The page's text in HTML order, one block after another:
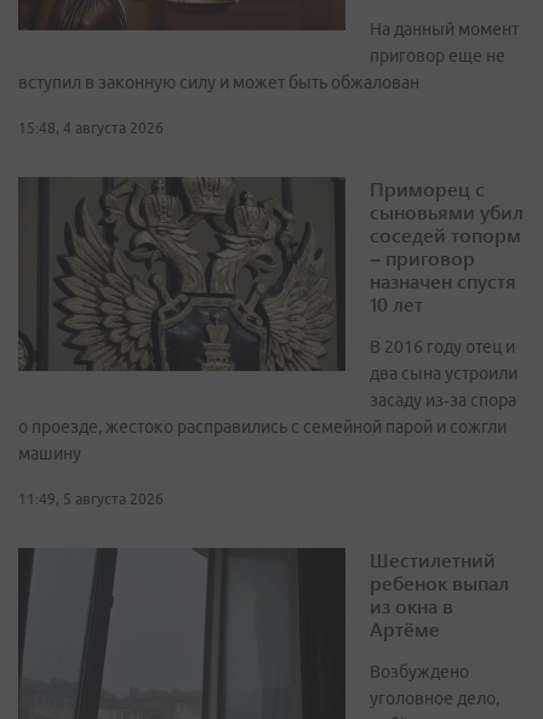
На данный момент
приговор еще не
вступил в законную силу и может быть обжалован
15:48, 4 августа 2026
Приморец с
сыновьями убил
соседей топорм
– приговор
назначен спустя
10 лет
В 2016 году отец и
два сына устроили
засаду из‑за спора
о проезде, жестоко расправились с семейной парой и сожгли
машину
11:49, 5 августа 2026
Шестилетний
ребенок выпал
из окна в
Артёме
Возбуждено
уголовное дело,